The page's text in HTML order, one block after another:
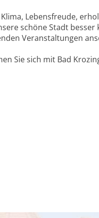
Lebensfreude,
schöne Stadt besser
Veranstaltungen
Sie sich mit Bad